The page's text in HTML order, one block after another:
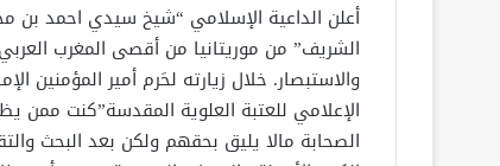
أعلن الداعية الإسلامي “شيخ سيدي احمد بن
الشريف” من موريتانيا من أقصى المغرب
والاستبصار. خلال زيارته لحَرم أمير
الإعلامي للعتبة العلوية المقدسة”كنت
الصحابة مالا يليق بحقهم ولكن بعد البحث